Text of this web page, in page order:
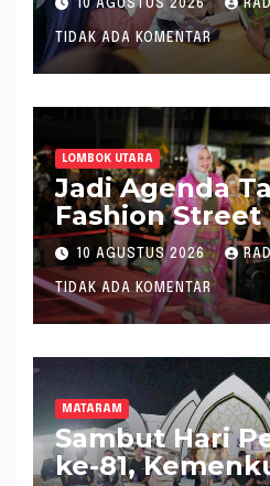
Cepat, dan
10 AGUSTUS 2026
TIDAK ADA KOMENTAR
LOMBOK UTARA
Jadi Agenda
Fashion Street
Lombok Utara
10 AGUSTUS 2026
TIDAK ADA KOMENTAR
MATARAM
Sambut Hari
ke-81,